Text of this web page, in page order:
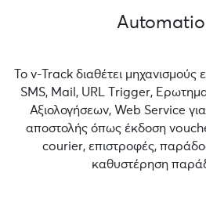
Το v-Track διαθέτει μηχανισμούς
SMS, Mail, URL Τrigger,
Αξιολογήσεων, Web Service
αποστολής όπως έκδοση
courier, επιστροφές,
καθυστέρηση